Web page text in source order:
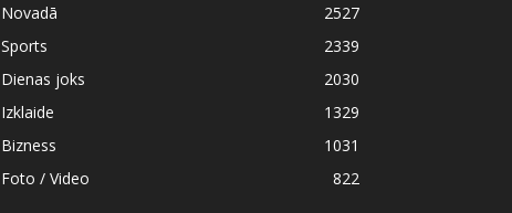
Novadā
2527
Sports
2339
Dienas joks
2030
Izklaide
1329
Bizness
1031
Foto / Video
822